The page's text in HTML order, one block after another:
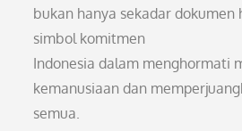
bukan hanya sekadar dokumen
simbol komitmen
Indonesia dalam menghormati
kemanusiaan dan
semua.